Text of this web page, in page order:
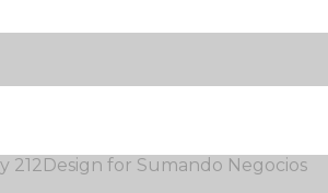
for Sumando Negocios